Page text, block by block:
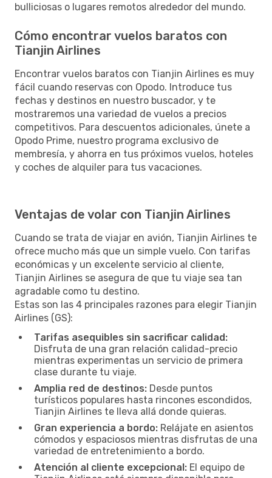
bulliciosas o lugares remotos alrededor del mundo.
Cómo encontrar vuelos baratos con
Tianjin Airlines
Encontrar vuelos baratos con Tianjin Airlines es muy
fácil cuando reservas con Opodo. Introduce tus
fechas y destinos en nuestro buscador, y te
mostraremos una variedad de vuelos a precios
competitivos. Para descuentos adicionales, únete a
Opodo Prime, nuestro programa exclusivo de
membresía, y ahorra en tus próximos vuelos, hoteles
y coches de alquiler para tus vacaciones.
Ventajas de volar con Tianjin Airlines
Cuando se trata de viajar en avión, Tianjin Airlines te
ofrece mucho más que un simple vuelo. Con tarifas
económicas y un excelente servicio al cliente,
Tianjin Airlines se asegura de que tu viaje sea tan
agradable como tu destino.
Estas son las 4 principales razones para elegir Tianjin
Airlines (GS):
Tarifas asequibles sin sacrificar calidad:
Disfruta de una gran relación calidad-precio
mientras experimentas un servicio de primera
clase durante tu viaje.
Amplia red de destinos: Desde puntos
turísticos populares hasta rincones escondidos,
Tianjin Airlines te lleva allá donde quieras.
Gran experiencia a bordo: Relájate en asientos
cómodos y espaciosos mientras disfrutas de una
variedad de entretenimiento a bordo.
Atención al cliente excepcional: El equipo de